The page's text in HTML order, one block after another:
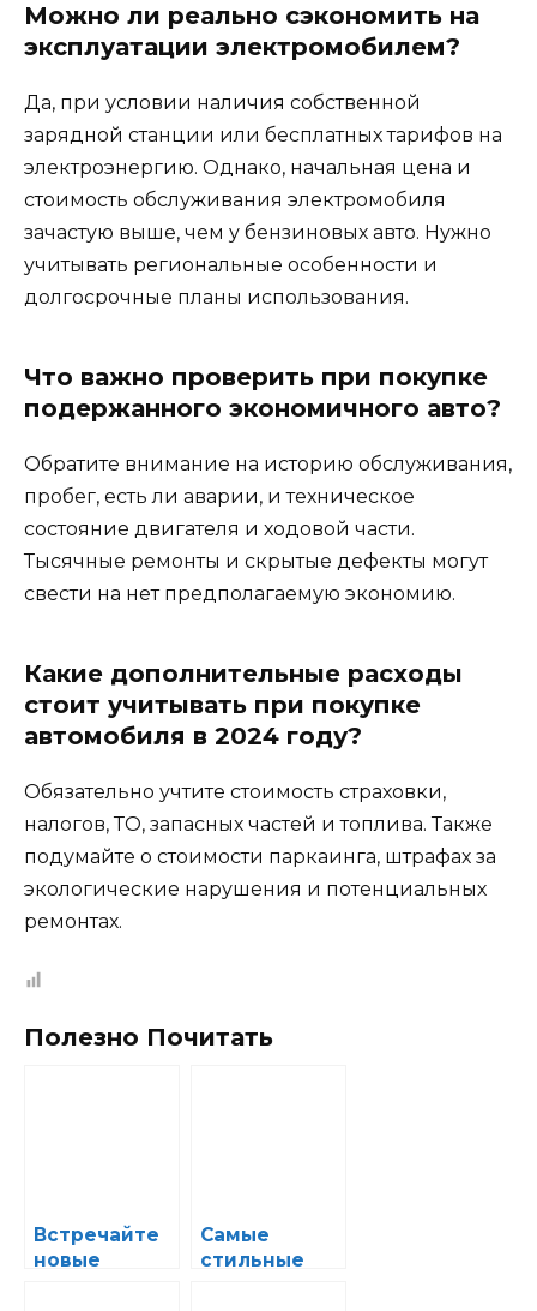
Можно ли реально сэкономить на
эксплуатации электромобилем?
Да, при условии наличия собственной
зарядной станции или бесплатных тарифов на
электроэнергию. Однако, начальная цена и
стоимость обслуживания электромобиля
зачастую выше, чем у бензиновых авто. Нужно
учитывать региональные особенности и
долгосрочные планы использования.
Что важно проверить при покупке
подержанного экономичного авто?
Обратите внимание на историю обслуживания,
пробег, есть ли аварии, и техническое
состояние двигателя и ходовой части.
Тысячные ремонты и скрытые дефекты могут
свести на нет предполагаемую экономию.
Какие дополнительные расходы
стоит учитывать при покупке
автомобиля в 2024 году?
Обязательно учтите стоимость страховки,
налогов, ТО, запасных частей и топлива. Также
подумайте о стоимости паркаинга, штрафах за
экологические нарушения и потенциальных
ремонтах.
Полезно Почитать
Встречайте
новые
Самые
стильные